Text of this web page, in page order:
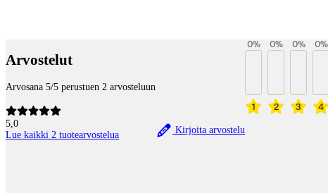
Arvostelut
Arvosana 5/5 perustuen 2 arvosteluun
5,0
Lue kaikki 2 tuotearvostelua
Kirjoita arvostelu
1
0%
2
0%
3
0%
4
0%